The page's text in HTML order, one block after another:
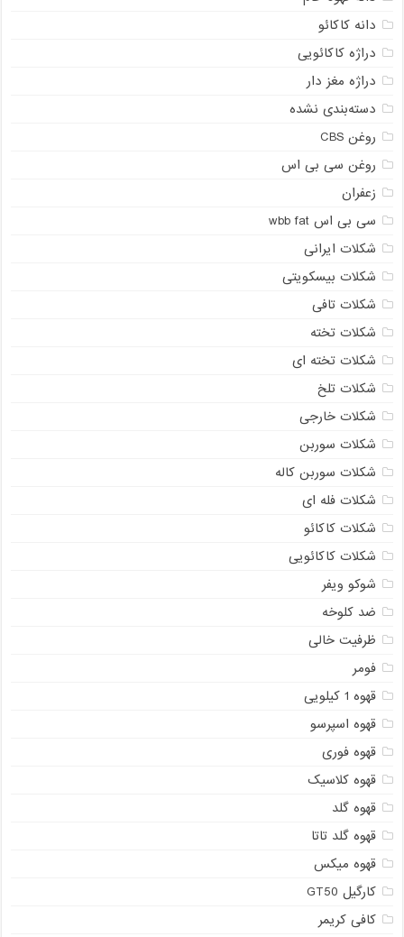
دانه کاکائو
دراژه کاکائویی
دراژه مغز دار
دسته‌بندی نشده
روغن CBS
روغن سی بی اس
زعفران
سی بی اس wbb fat
شکلات ایرانی
شکلات بیسکویتی
شکلات تافی
شکلات تخته
شکلات تخته ای
شکلات تلخ
شکلات خارجی
شکلات سوربن
شکلات سوربن کاله
شکلات فله ای
شکلات کاکائو
شکلات کاکائویی
شوکو ویفر
ضد کلوخه
ظرفیت خالی
فومر
قهوه 1 کیلویی
قهوه اسپرسو
قهوه فوری
قهوه کلاسیک
قهوه گلد
قهوه گلد تاتا
قهوه میکس
کارگیل GT50
کافی کریمر